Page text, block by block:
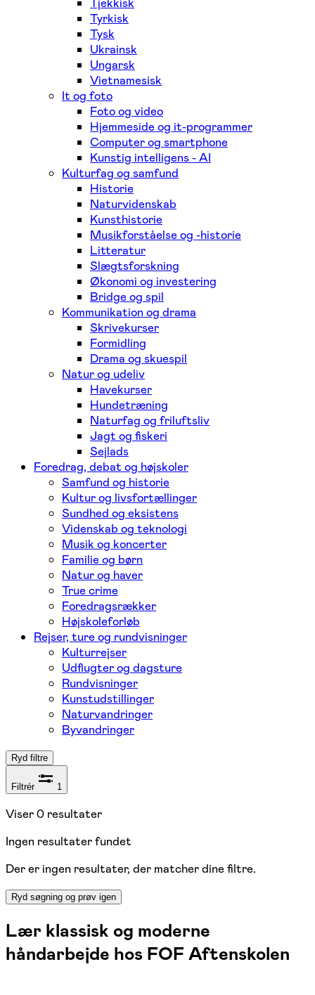
Tyrkisk
Tysk
Ukrainsk
Ungarsk
Vietnamesisk
It og foto
Foto og video
Hjemmeside og it-programmer
Computer og smartphone
Kunstig intelligens - AI
Kulturfag og samfund
Historie
Naturvidenskab
Kunsthistorie
Musikforståelse og -historie
Litteratur
Slægtsforskning
Økonomi og investering
Bridge og spil
Kommunikation og drama
Skrivekurser
Formidling
Drama og skuespil
Natur og udeliv
Havekurser
Hundetræning
Naturfag og friluftsliv
Jagt og fiskeri
Sejlads
Foredrag, debat og højskoler
Samfund og historie
Kultur og livsfortællinger
Sundhed og eksistens
Videnskab og teknologi
Musik og koncerter
Familie og børn
Natur og haver
True crime
Foredragsrækker
Højskoleforløb
Rejser, ture og rundvisninger
Kulturrejser
Udflugter og dagsture
Rundvisninger
Kunstudstillinger
Naturvandringer
Byvandringer
Ryd filtre
Filtrér 1
Viser0 resultater
Ingen resultater fundet
Der er ingen resultater, der matcher dine filtre.
Ryd søgning og prøv igen
Lær klassisk og moderne
håndarbejde hos FOF Aftenskolen